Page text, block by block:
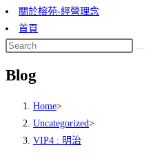
關於榕苑-經營理念
首頁
Blog
Home>
Uncategorized>
VIP4 : 明治